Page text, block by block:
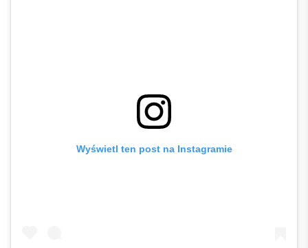
Wyświetl ten post na Instagramie